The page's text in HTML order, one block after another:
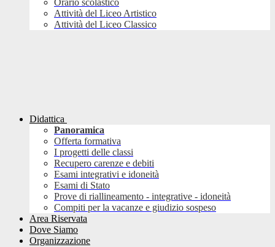
Orario scolastico
Attività del Liceo Artistico
Attività del Liceo Classico
Didattica
Panoramica
Offerta formativa
I progetti delle classi
Recupero carenze e debiti
Esami integrativi e idoneità
Esami di Stato
Prove di riallineamento - integrative - idoneità
Compiti per la vacanze e giudizio sospeso
Area Riservata
Dove Siamo
Organizzazione